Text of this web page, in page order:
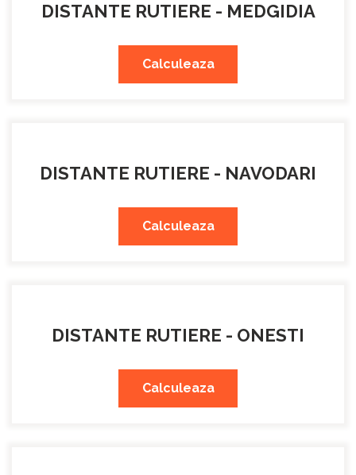
DISTANTE RUTIERE - MEDGIDIA
Calculeaza
DISTANTE RUTIERE - NAVODARI
Calculeaza
DISTANTE RUTIERE - ONESTI
Calculeaza